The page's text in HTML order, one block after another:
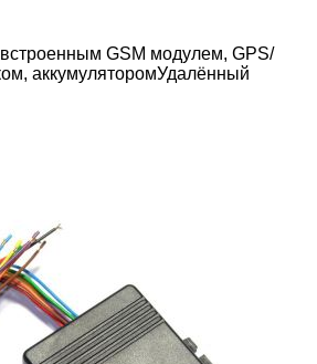
GSM модулем, GPS/
аккумуляторомУдалённый